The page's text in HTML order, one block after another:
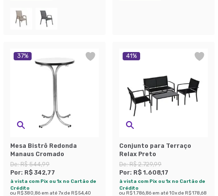
37%
Mesa Bistrô Redonda
Manaus Cromado
De:R$ 544,99
Por: R$ 342,77
à vista com Pix ou 1x no Cartão de
Crédito
ou R$ 380,86 em até7x de R$ 54,40
41%
Conjunto para Terraço
Relax Preto
De:R$ 2.729,99
Por: R$ 1.608,17
à vista com Pix ou 1x no Cartão de
Crédito
ou R$ 1.786,86 em até10x de R$ 178,68